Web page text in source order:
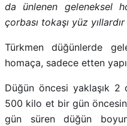
da ünlenen geleneksel
çorbası tokaşı yüz yıllardır
Türkmen düğünlerde
homaça, sadece etten
Düğün öncesi yaklaşık 2
500 kilo et bir gün
gün süren düğün